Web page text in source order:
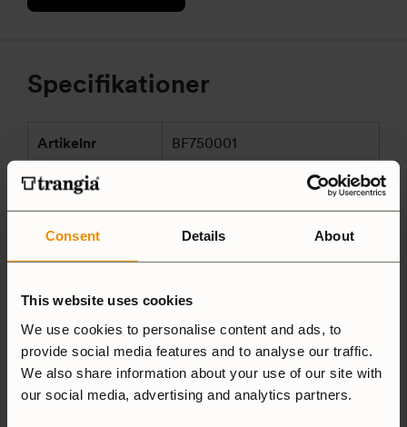
Consent Details About
This website uses cookies
We use cookies to personalise content and ads, to
provide social media features and to analyse our traffic.
We also share information about your use of our site with
our social media, advertising and analytics partners.
Specifikationer
Artikelnr BF750001
Vikt (g)
Passar till 25 Large, 27 Small
Munstycke
mm gas/bensin
Bränsle
Gas/Oljebaserade flytande
bränsle